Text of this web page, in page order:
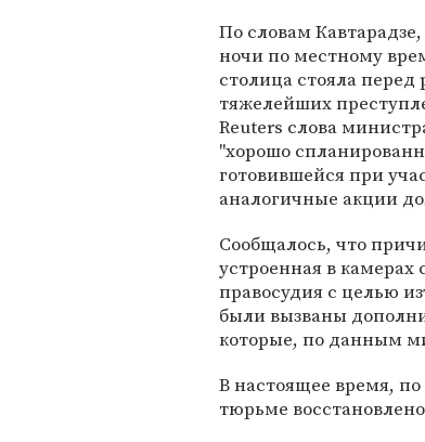
По словам
ночи по местному
столица стояла перед
тяжелейших
Reuters слова
"хорошо
готовившейся при
аналогичные акции
Сообщалось, что
устроенная в
правосудия с целью
были вызваны
которые, по данным
В настоящее время,
тюрьме